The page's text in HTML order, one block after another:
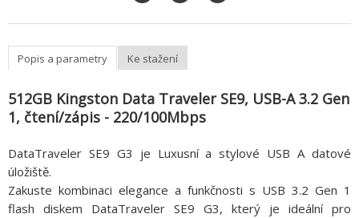
Popis a parametry Ke stažení
512GB Kingston Data Traveler SE9, USB-A 3.2 Gen
1, čtení/zápis - 220/100Mbps
DataTraveler SE9 G3 je Luxusní a stylové USB A datové
úložiště.
Zakuste kombinaci elegance a funkčnosti s USB 3.2 Gen 1
flash diskem DataTraveler SE9 G3, který je ideální pro